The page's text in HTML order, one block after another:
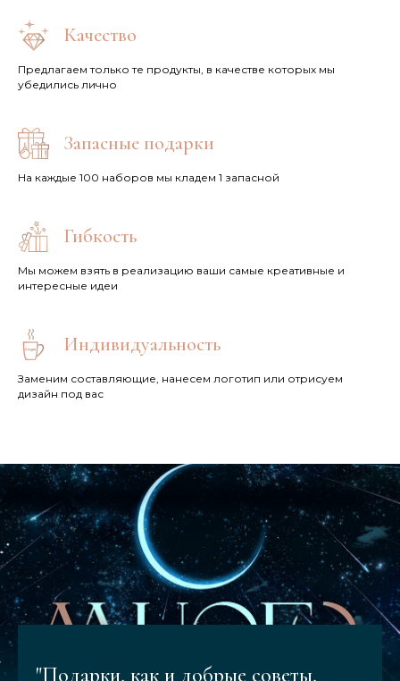
Качество
Предлагаем только те продукты, в качестве которых мы
убедились лично
Запасные подарки
На каждые 100 наборов мы кладем 1 запасной
Гибкость
Мы можем взять в реализацию ваши самые креативные и
интересные идеи
Индивидуальность
Заменим составляющие, нанесем логотип или отрисуем
дизайн под вас
"Подарки, как и добрые советы,